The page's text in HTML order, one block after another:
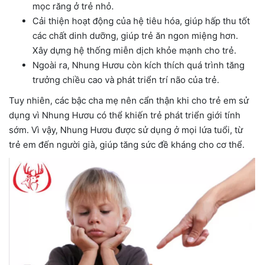
mọc răng ở trẻ nhỏ.
Cải thiện hoạt động của hệ tiêu hóa, giúp hấp thu tốt
các chất dinh dưỡng, giúp trẻ ăn ngon miệng hơn.
Xây dựng hệ thống miễn dịch khỏe mạnh cho trẻ.
Ngoài ra, Nhung Hươu còn kích thích quá trình tăng
trưởng chiều cao và phát triển trí não của trẻ.
Tuy nhiên, các bậc cha mẹ nên cẩn thận khi cho trẻ em sử
dụng vì Nhung Hươu có thể khiến trẻ phát triển giới tính
sớm. Vì vậy, Nhung Hươu được sử dụng ở mọi lứa tuổi, từ
trẻ em đến người già, giúp tăng sức đề kháng cho cơ thể.